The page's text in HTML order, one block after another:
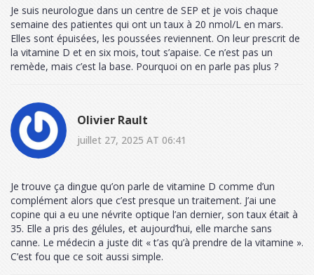
Je suis neurologue dans un centre de SEP et je vois chaque
semaine des patientes qui ont un taux à 20 nmol/L en mars.
Elles sont épuisées, les poussées reviennent. On leur prescrit de
la vitamine D et en six mois, tout s’apaise. Ce n’est pas un
remède, mais c’est la base. Pourquoi on en parle pas plus ?
Olivier Rault
juillet 27, 2025 AT 06:41
Je trouve ça dingue qu’on parle de vitamine D comme d’un
complément alors que c’est presque un traitement. J’ai une
copine qui a eu une névrite optique l’an dernier, son taux était à
35. Elle a pris des gélules, et aujourd’hui, elle marche sans
canne. Le médecin a juste dit « t’as qu’à prendre de la vitamine ».
C’est fou que ce soit aussi simple.